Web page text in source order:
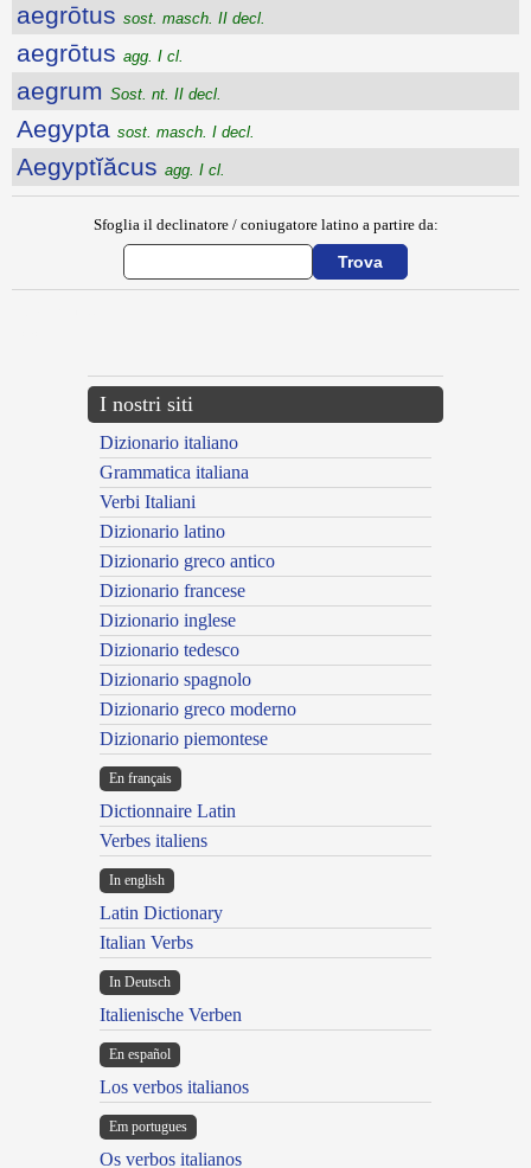
aegrōtus sost. masch. II decl.
aegrōtus agg. I cl.
aegrum Sost. nt. II decl.
Aegypta sost. masch. I decl.
Aegyptĭăcus agg. I cl.
Sfoglia il declinatore / coniugatore latino a partire da:
I nostri siti
Dizionario italiano
Grammatica italiana
Verbi Italiani
Dizionario latino
Dizionario greco antico
Dizionario francese
Dizionario inglese
Dizionario tedesco
Dizionario spagnolo
Dizionario greco moderno
Dizionario piemontese
En français
Dictionnaire Latin
Verbes italiens
In english
Latin Dictionary
Italian Verbs
In Deutsch
Italienische Verben
En español
Los verbos italianos
Em portugues
Os verbos italianos